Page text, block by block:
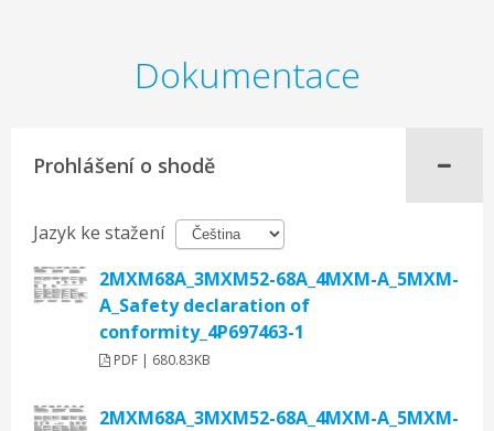
Dokumentace
Prohlášení o shodě
Jazyk ke stažení
2MXM68A_3MXM52-68A_4MXM-A_5MXM-
A_Safety declaration of
conformity_4P697463-1
PDF | 680.83KB
2MXM68A_3MXM52-68A_4MXM-A_5MXM-